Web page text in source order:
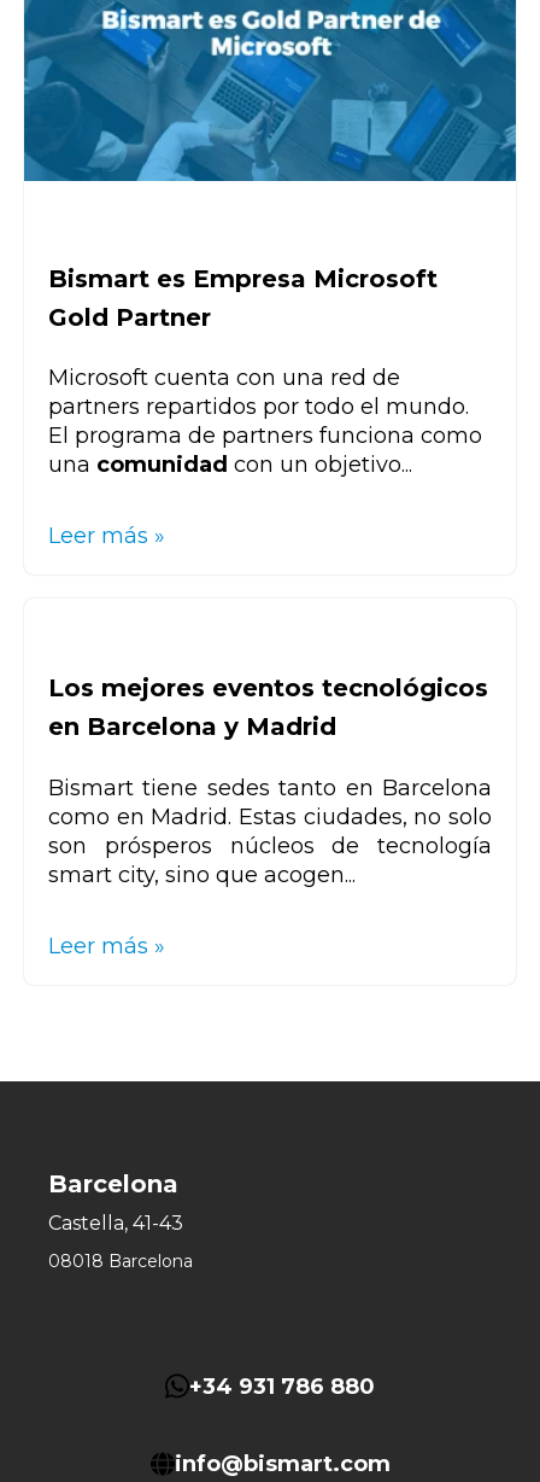
Bismart es Empresa Microsoft
Gold Partner
Microsoft cuenta con una red de
partners repartidos por todo el mundo.
El programa de partners funciona como
una comunidad con un objetivo...
Leer más »
Los mejores eventos tecnológicos
en Barcelona y Madrid
Bismart tiene sedes tanto en Barcelona
como en Madrid. Estas ciudades, no solo
son prósperos núcleos de tecnología
smart city, sino que acogen...
Leer más »
Barcelona
Castella, 41-43
08018 Barcelona
+34 931 786 880
info@bismart.com